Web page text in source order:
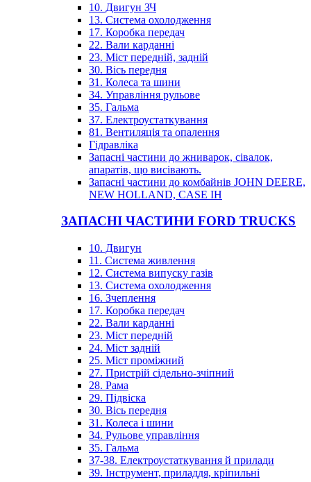
10. Двигун ЗЧ
13. Система охолодження
17. Коробка передач
22. Вали карданні
23. Міст передній, задній
30. Вісь передня
31. Колеса та шини
34. Управління рульове
35. Гальма
37. Електроустаткування
81. Вентиляція та опалення
Гідравліка
Запасні частини до жниварок, сівалок,
апаратів, що висівають.
Запасні частини до комбайнів JOHN DEERE,
NEW HOLLAND, CASE IH
ЗАПАСНІ ЧАСТИНИ FORD TRUCKS
10. Двигун
11. Система живлення
12. Система випуску газів
13. Система охолодження
16. Зчеплення
17. Коробка передач
22. Вали карданні
23. Міст передній
24. Міст задній
25. Міст проміжний
27. Пристрій сідельно-зчіпний
28. Рама
29. Підвіска
30. Вісь передня
31. Колеса і шини
34. Рульове управління
35. Гальма
37-38. Електроустаткування й прилади
39. Інструмент, приладдя, кріпильні